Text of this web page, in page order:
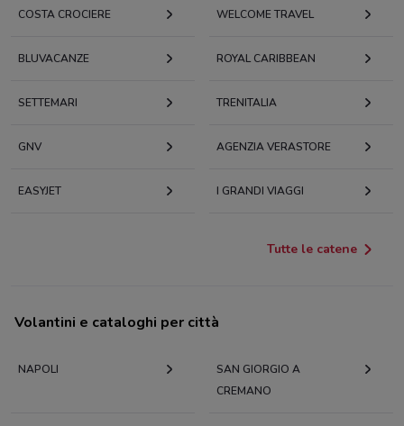
COSTA CROCIERE WELCOME TRAVEL
BLUVACANZE ROYAL CARIBBEAN
SETTEMARI TRENITALIA
GNV AGENZIA VERASTORE
EASYJET I GRANDI VIAGGI
Tutte le catene
Volantini e cataloghi per città
NAPOLI
SAN GIORGIO A
CREMANO